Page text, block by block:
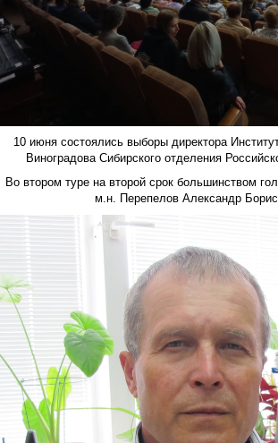
10 июня состоялись выборы директора
Виноградова Сибирского отделения
Во втором туре на второй срок большинством
м.н. Перепелов Александр